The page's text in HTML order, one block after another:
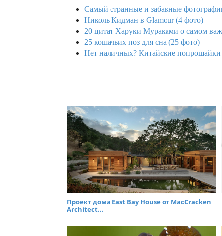
Самый странные и забавные
Николь Кидман в Glamour (4 фото)
20 цитат Харуки Мураками о самом
25 кошачьих поз для сна (25 фото)
Нет наличных? Китайские
Проект дома East Bay House от MacCracken
Architect...